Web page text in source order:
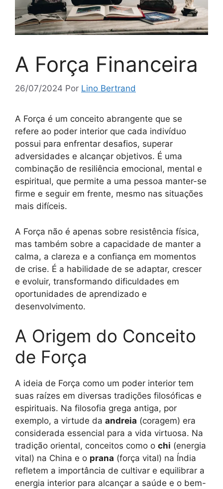
A Força Financeira
26/07/2024 Por Lino Bertrand
A Força é um conceito abrangente que se
refere ao poder interior que cada indivíduo
possui para enfrentar desafios, superar
adversidades e alcançar objetivos. É uma
combinação de resiliência emocional, mental e
espiritual, que permite a uma pessoa manter-se
firme e seguir em frente, mesmo nas situações
mais difíceis.
A Força não é apenas sobre resistência física,
mas também sobre a capacidade de manter a
calma, a clareza e a confiança em momentos
de crise. É a habilidade de se adaptar, crescer
e evoluir, transformando dificuldades em
oportunidades de aprendizado e
desenvolvimento.
A Origem do Conceito
de Força
A ideia de Força como um poder interior tem
suas raízes em diversas tradições filosóficas e
espirituais. Na filosofia grega antiga, por
exemplo, a virtude da andreia (coragem) era
considerada essencial para a vida virtuosa. Na
tradição oriental, conceitos como o chi (energia
vital) na China e o prana (força vital) na Índia
refletem a importância de cultivar e equilibrar a
energia interior para alcançar a saúde e o bem-